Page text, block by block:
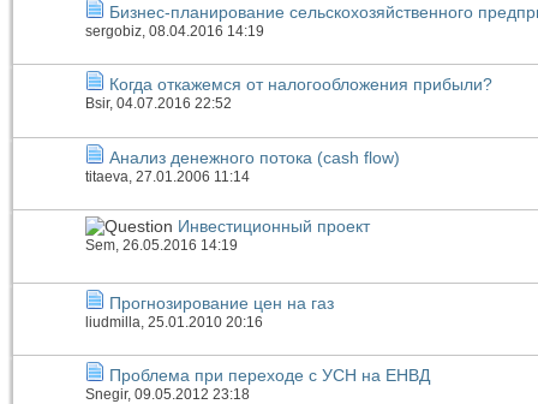
Бизнес-планирование сельскохозяйственного
sergobiz , 08.04.2016 14:19
Когда откажемся от налогообложения прибыли?
Bsir, 04.07.2016 22:52
Анализ денежного потока (cash flow)
titaeva , 27.01.2006 11:14
Инвестиционный проект
Sem, 26.05.2016 14:19
Прогнозирование цен на газ
liudmilla , 25.01.2010 20:16
Проблема при переходе с УСН на ЕНВД
Snegir, 09.05.2012 23:18